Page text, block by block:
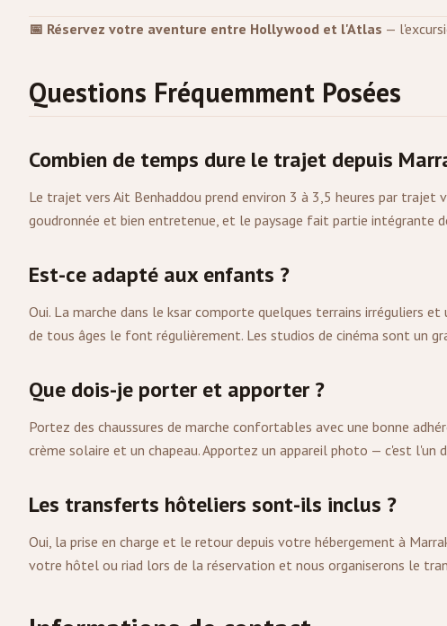
📅 Réservez votre aventure entre Hollywood et l'Atlas —
Questions Fréquemment Posées
Combien de temps dure le trajet depuis
Le trajet vers Ait Benhaddou prend environ 3 à 3,5 heures par
goudronnée et bien entretenue, et le paysage fait partie intégrante
Est-ce adapté aux enfants ?
Oui. La marche dans le ksar comporte quelques terrains irréguliers
de tous âges le font régulièrement. Les studios de cinéma sont un
Que dois-je porter et apporter ?
Portez des chaussures de marche confortables avec une bonne
crème solaire et un chapeau. Apportez un appareil photo — c'est l'un
Les transferts hôteliers sont-ils inclus ?
Oui, la prise en charge et le retour depuis votre hébergement à
votre hôtel ou riad lors de la réservation et nous organiserons le